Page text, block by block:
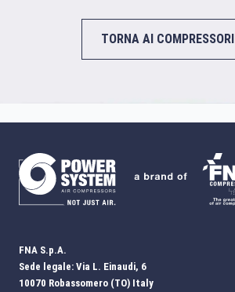
TORNA AI COMPRESSORI
FNA S.p.A.
Sede legale: Via L. Einaudi, 6
10070 Robassomero (TO) Italy